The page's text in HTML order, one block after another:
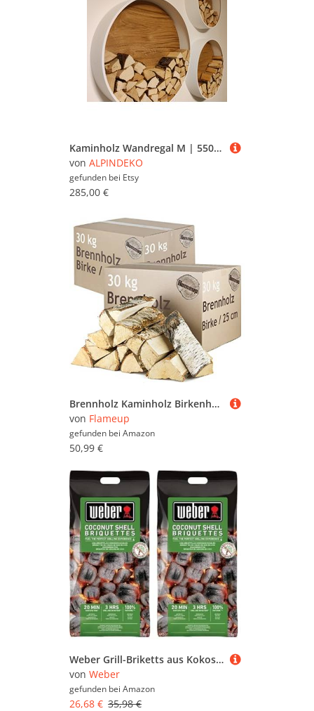
Kaminholz Wandregal M | 550 Mm White
von ALPINDEKO
gefunden bei Etsy
285,00 €
Brennholz Kaminholz Birkenholz Holz Auswahl 5-500 kg Birke Für Ofen und Kamin Kaminofen Feuerschale Grill Feuerholz Holzscheite 25 cm Kammergetrocknet Flameup, Menge:60 kg
von Flameup
gefunden bei Amazon
50,99 €
Weber Grill-Briketts aus Kokosnussschalen (4kg Sack), leistungsstark, für Lange und konstante Glut, ideal für längeres Grillen des Grillguts, 100% natürlich (18401) (Packung mit 2)
von Weber
gefunden bei Amazon
26,68 € 35,98 €